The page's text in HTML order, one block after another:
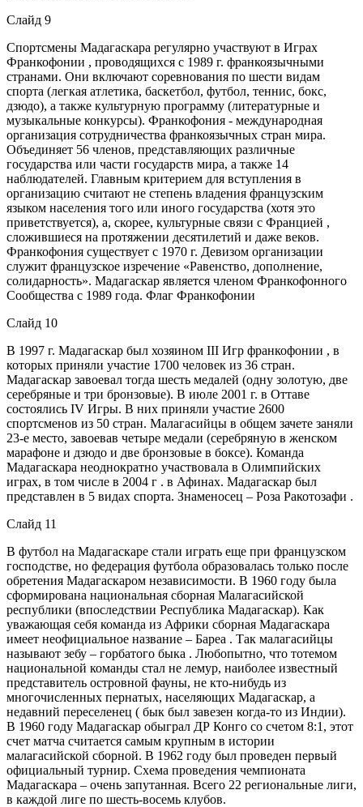
Слайд 9
Спортсмены Мадагаскара регулярно участвуют в Играх
Франкофонии , проводящихся с 1989 г. франкоязычными
странами. Они включают соревнования по шести видам
спорта (легкая атлетика, баскетбол, футбол, теннис, бокс,
дзюдо), а также культурную программу (литературные и
музыкальные конкурсы). Франкофония - международная
организация сотрудничества франкоязычных стран мира.
Объединяет 56 членов, представляющих различные
государства или части государств мира, а также 14
наблюдателей. Главным критерием для вступления в
организацию считают не степень владения французским
языком населения того или иного государства (хотя это
приветствуется), а, скорее, культурные связи с Францией ,
сложившиеся на протяжении десятилетий и даже веков.
Франкофония существует с 1970 г. Девизом организации
служит французское изречение «Равенство, дополнение,
солидарность». Мадагаскар является членом Франкофонного
Сообщества с 1989 года. Флаг Франкофонии
Слайд 10
В 1997 г. Мадагаскар был хозяином III Игр франкофонии , в
которых приняли участие 1700 человек из 36 стран.
Мадагаскар завоевал тогда шесть медалей (одну золотую, две
серебряные и три бронзовые). В июле 2001 г. в Оттаве
состоялись IV Игры. В них приняли участие 2600
спортсменов из 50 стран. Малагасийцы в общем зачете заняли
23-е место, завоевав четыре медали (серебряную в женском
марафоне и дзюдо и две бронзовые в боксе). Команда
Мадагаскара неоднократно участвовала в Олимпийских
играх, в том числе в 2004 г . в Афинах. Мадагаскар был
представлен в 5 видах спорта. Знаменосец – Роза Ракотозафи .
Слайд 11
В футбол на Мадагаскаре стали играть еще при французском
господстве, но федерация футбола образовалась только после
обретения Мадагаскаром независимости. В 1960 году была
сформирована национальная сборная Малагасийской
республики (впоследствии Республика Мадагаскар). Как
уважающая себя команда из Африки сборная Мадагаскара
имеет неофициальное название – Бареа . Так малагасийцы
называют зебу – горбатого быка . Любопытно, что тотемом
национальной команды стал не лемур, наиболее известный
представитель островной фауны, не кто-нибудь из
многочисленных пернатых, населяющих Мадагаскар, а
недавний переселенец ( бык был завезен когда-то из Индии).
В 1960 году Мадагаскар обыграл ДР Конго со счетом 8:1, этот
счет матча считается самым крупным в истории
малагасийской сборной. В 1962 году был проведен первый
официальный турнир. Схема проведения чемпионата
Мадагаскара – очень запутанная. Всего 22 региональные лиги,
в каждой лиге по шесть-восемь клубов.